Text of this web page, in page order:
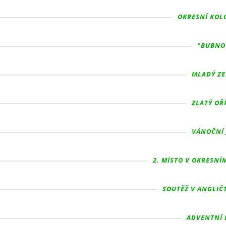
OKRESNÍ
MLADÝ
ZLATÝ
2. MÍSTO V
SOUTĚŽ V
ADVENTNÍ